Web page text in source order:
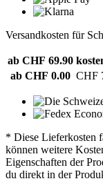
Versandkosten für
ab CHF 69.90
ab CHF 0.00 CHF
* Diese Lieferkosten
können weitere
Eigenschaften der
du direkt in der